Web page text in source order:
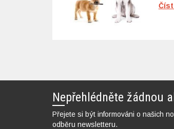
Nepřehlédněte žádnou
Přejete si být informováni o našich
odběru newsletteru.